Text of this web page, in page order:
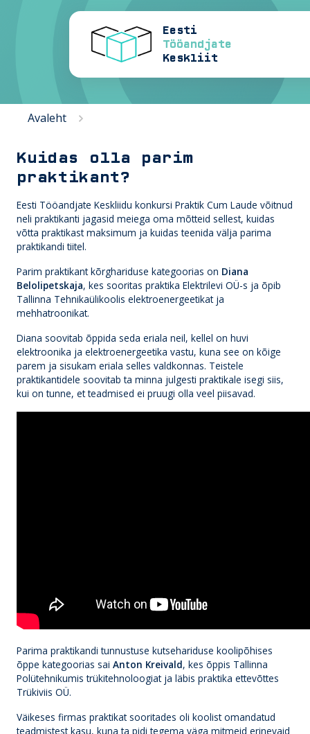
Eesti
Tööandjate
Keskliit
Avaleht
Kuidas olla parim
praktikant?
Eesti Tööandjate Keskliidu konkursi Praktik Cum Laude võitnud
neli praktikanti jagasid meiega oma mõtteid sellest, kuidas
võtta praktikast maksimum ja kuidas teenida välja parima
praktikandi tiitel.
Parim praktikant kõrghariduse kategoorias on Diana
Belolipetskaja, kes sooritas praktika Elektrilevi OÜ-s ja õpib
Tallinna Tehnikaülikoolis elektroenergeetikat ja
mehhatroonikat.
Diana soovitab õppida seda eriala neil, kellel on huvi
elektroonika ja elektroenergeetika vastu, kuna see on kõige
parem ja sisukam eriala selles valdkonnas. Teistele
praktikantidele soovitab ta minna julgesti praktikale isegi siis,
kui on tunne, et teadmised ei pruugi olla veel piisavad.
Parima praktikandi tunnustuse kutsehariduse koolipõhises
õppe kategoorias sai Anton Kreivald, kes õppis Tallinna
Polütehnikumis trükitehnoloogiat ja läbis praktika ettevõttes
Trükiviis OÜ.
Väikeses firmas praktikat sooritades oli koolist omandatud
teadmistest kasu, kuna ta pidi tegema väga mitmeid erinevaid